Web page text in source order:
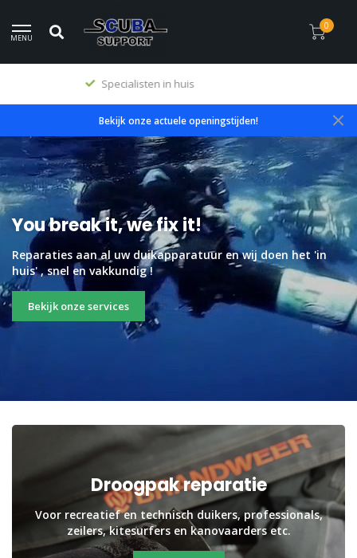
MENU
0
Premium producten
Bekijk onze actuele openingstijden!
You break it, we fix it!
Reparaties aan al uw duikapparatuur en wij doen het 'in
huis' , snel en vakkundig !
Bekijk onze services
Droogpak reparatie
Voor recreatief en technisch duikers, professionals,
zeilers, kitesurfers en kanovaarders etc.